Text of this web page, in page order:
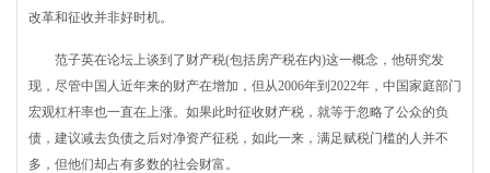
改革和征收并非好时机。
范子英在论坛上谈到了财产税(包括房产税在内)这一概念，他研究发
现，尽管中国人近年来的财产在增加，但从2006年到2022年，中国家庭部门
宏观杠杆率也一直在上涨。如果此时征收财产税，就等于忽略了公众的负
债，建议减去负债之后对净资产征税，如此一来，满足赋税门槛的人并不
多，但他们却占有多数的社会财富。